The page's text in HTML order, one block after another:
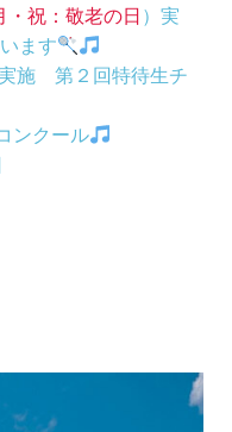
・祝：敬老の日）実
ます
施 第２回特待生チ
ンクール